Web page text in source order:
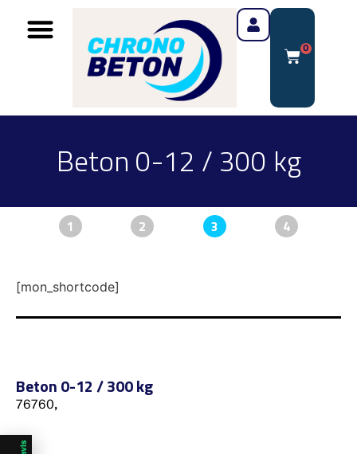
0
Beton 0-12 / 300 kg
1 2 3 4
[mon_shortcode]
Beton 0-12 / 300 kg
76760,